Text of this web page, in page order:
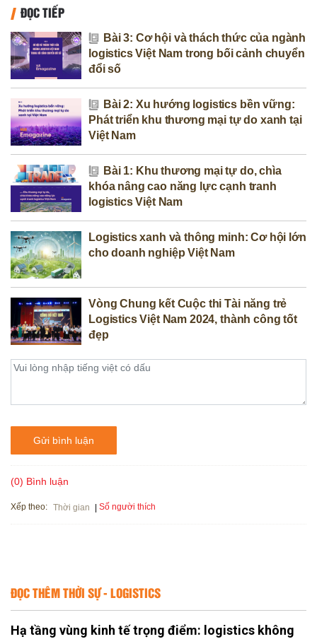
ĐỌC TIẾP
Bài 3: Cơ hội và thách thức của ngành
logistics Việt Nam trong bối cảnh chuyển
đổi số
Bài 2: Xu hướng logistics bền vững:
Phát triển khu thương mại tự do xanh tại
Việt Nam
Bài 1: Khu thương mại tự do, chìa
khóa nâng cao năng lực cạnh tranh
logistics Việt Nam
Logistics xanh và thông minh: Cơ hội lớn
cho doanh nghiệp Việt Nam
Vòng Chung kết Cuộc thi Tài năng trẻ
Logistics Việt Nam 2024, thành công tốt
đẹp
Gửi bình luận
(0) Bình luận
Xếp theo: Thời gian Số người thích
ĐỌC THÊM THỜI SỰ - LOGISTICS
Hạ tầng vùng kinh tế trọng điểm: logistics không